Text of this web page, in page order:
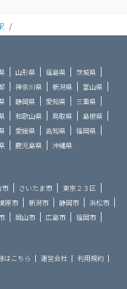
/
山形県 福島県
茨城県
神奈川県 新潟県
富山県
静岡県 愛知県
三重県
和歌山県 鳥取県
島根県
愛媛県 高知県
福岡県
鹿児島県 沖縄県
市 さいたま市
東京２３区
原市 新潟市 静岡市
浜松市
岡山市 広島市
福岡市
はこちら 運営会社
利用規約